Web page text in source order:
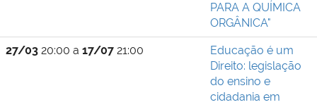
PARA A QUÍMICA
ORGÂNICA"
27/03 20:00 a 17/07 21:00
Educação é um
Direito: legislação
do ensino e
cidadania em